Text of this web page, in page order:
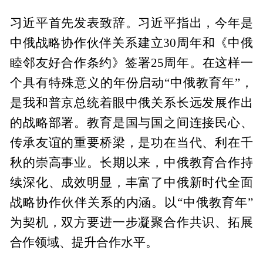
习近平首先发表致辞。习近平指出，今年是
中俄战略协作伙伴关系建立30周年和《中俄
睦邻友好合作条约》签署25周年。在这样一
个具有特殊意义的年份启动“中俄教育年”，
是我和普京总统着眼中俄关系长远发展作出
的战略部署。教育是国与国之间连接民心、
传承友谊的重要桥梁，是功在当代、利在千
秋的崇高事业。长期以来，中俄教育合作持
续深化、成效明显，丰富了中俄新时代全面
战略协作伙伴关系的内涵。以“中俄教育年”
为契机，双方要进一步凝聚合作共识、拓展
合作领域、提升合作水平。